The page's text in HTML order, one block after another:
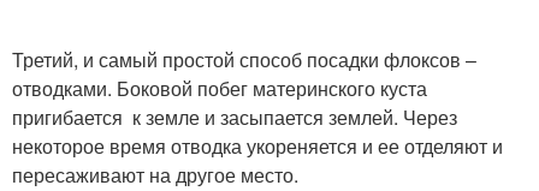
Третий, и самый простой способ посадки флоксов –
отводками. Боковой побег материнского куста
пригибается к земле и засыпается землей. Через
некоторое время отводка укореняется и ее отделяют и
пересаживают на другое место.